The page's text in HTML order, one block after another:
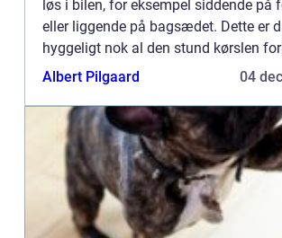
løs i bilen, for eksempel siddende på
eller liggende på bagsædet. Dette er
hyggeligt nok al den stund kørslen
problemfrit. Men en skarp undvige
Albert Pilgaard 04